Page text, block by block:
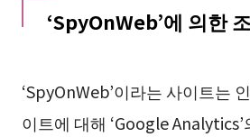
‘SpyOnWeb’에 의한
‘SpyOnWeb’이라는 사이트는
이트에 대해 ‘Google